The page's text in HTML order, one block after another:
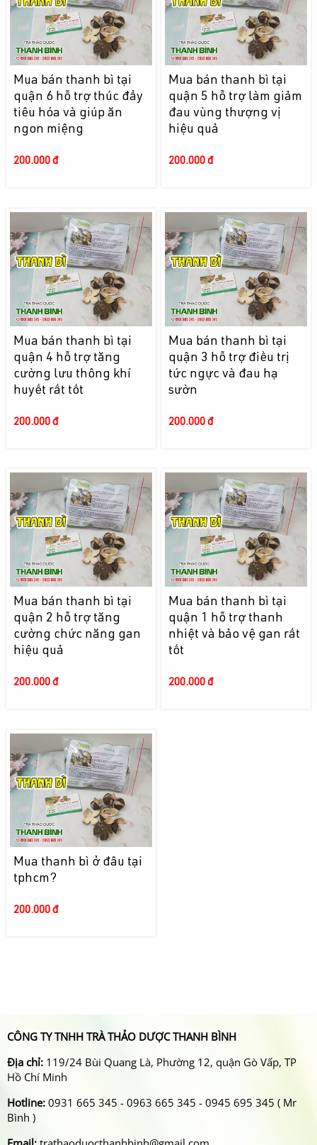
Mua bán thanh bì tại
quận 6 hỗ trợ thúc đẩy
tiêu hóa và giúp ăn
ngon miệng
200.000 đ
Mua bán thanh bì tại
quận 5 hỗ trợ làm giảm
đau vùng thượng vị
hiệu quả
200.000 đ
Mua bán thanh bì tại
quận 4 hỗ trợ tăng
cường lưu thông khí
huyết rất tốt
200.000 đ
Mua bán thanh bì tại
quận 3 hỗ trợ điều trị
tức ngực và đau hạ
sườn
200.000 đ
Mua bán thanh bì tại
quận 2 hỗ trợ tăng
cường chức năng gan
hiệu quả
200.000 đ
Mua bán thanh bì tại
quận 1 hỗ trợ thanh
nhiệt và bảo vệ gan rất
tốt
200.000 đ
Mua thanh bì ở đâu tại
tphcm?
200.000 đ
CÔNG TY TNHH TRÀ THẢO DƯỢC THANH BÌNH
Địa chỉ: 119/24 Bùi Quang Là, Phường 12, quận Gò Vấp, TP
Hồ Chí Minh
Hotline: 0931 665 345 - 0963 665 345 - 0945 695 345 ( Mr
Bình )